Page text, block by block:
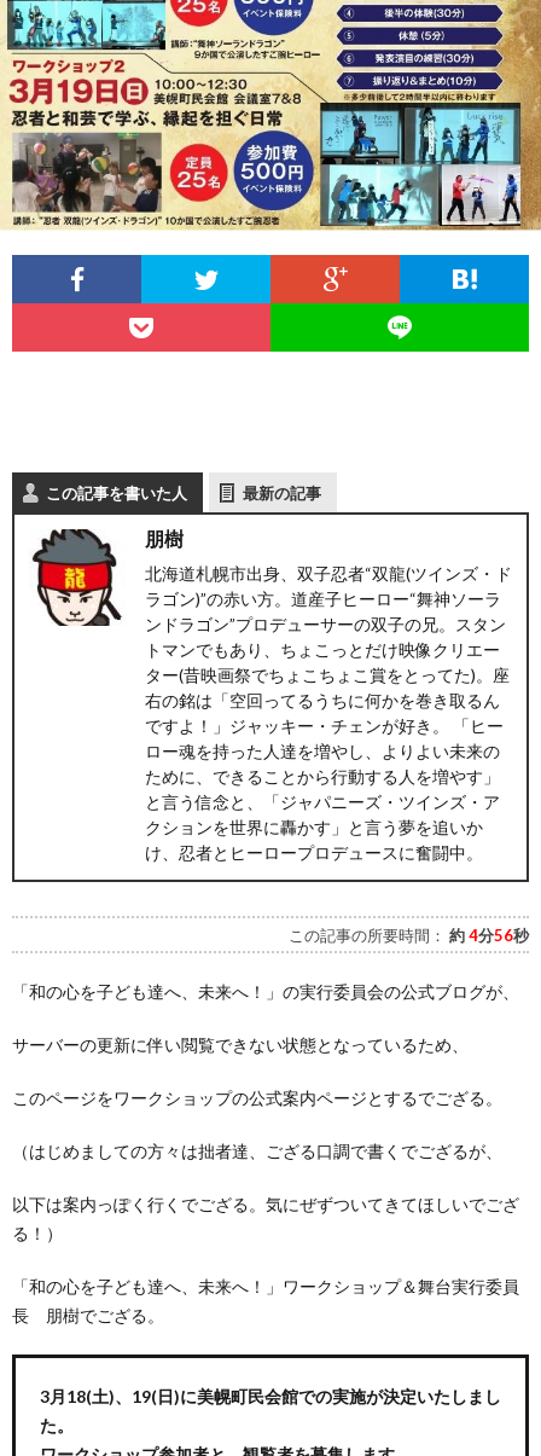
ー
ル
レ
ポ
ー
ト
い
合
わ
せ
フ
ァ
北
海
この記事を書いた人 最新の記事
朋樹
北海道札幌市出身、双子忍者“双龍(ツインズ・ド
ラゴン)”の赤い方。道産子ヒーロー“舞神ソーラ
ンドラゴン”プロデューサーの双子の兄。スタン
トマンでもあり、ちょこっとだけ映像クリエー
ター(昔映画祭でちょこちょこ賞をとってた)。座
右の銘は「空回ってるうちに何かを巻き取るん
ですよ！」ジャッキー・チェンが好き。 「ヒー
ロー魂を持った人達を増やし、よりよい未来の
ために、できることから行動する人を増やす」
と言う信念と、「ジャパニーズ・ツインズ・ア
クションを世界に轟かす」と言う夢を追いか
け、忍者とヒーロープロデュースに奮闘中。
この記事の所要時間： 約4分56秒
「和の心を子ども達へ、未来へ！」の実行委員会の公式ブログが、
サーバーの更新に伴い閲覧できない状態となっているため、
このページをワークショップの公式案内ページとするでござる。
（はじめましての方々は拙者達、ござる口調で書くでござるが、
以下は案内っぽく行くでござる。気にぜずついてきてほしいでござ
る！）
「和の心を子ども達へ、未来へ！」ワークショップ＆舞台実行委員
長 朋樹でござる。
3月18(土)、19(日)に美幌町民会館での実施が決定いたしまし
た。